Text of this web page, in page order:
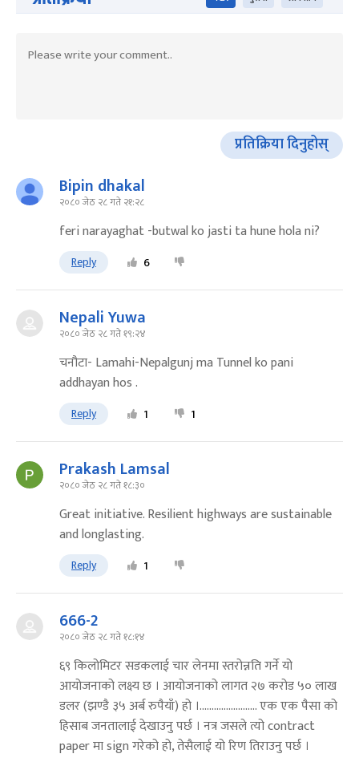
प्रतिक्रिया दिनुहोस्
Bipin dhakal
२०८० जेठ २८ गते २१:२८
feri narayaghat -butwal ko jasti ta hune hola ni?
Reply 6
Nepali Yuwa
२०८० जेठ २८ गते १९:२४
चनौटा- Lamahi-Nepalgunj ma Tunnel ko pani
addhayan hos .
Reply 1 1
Prakash Lamsal
२०८० जेठ २८ गते १८:३०
Great initiative. Resilient highways are sustainable
and longlasting.
Reply 1
666-2
२०८० जेठ २८ गते १८:१४
६९ किलोमिटर सडकलाई चार लेनमा स्तरोन्नति गर्ने यो
आयोजनाको लक्ष्य छ । आयोजनाको लागत २७ करोड ५० लाख
डलर (झण्डै ३५ अर्ब रुपैयाँ) हो ।........................ एक एक पैसा को
हिसाब जनतालाई देखाउनु पर्छ । नत्र जसले त्यो contract
paper मा sign गरेको हो, तेसैलाई यो रिण तिराउनु पर्छ ।